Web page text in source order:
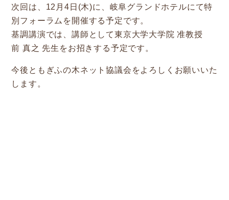
お問い合わせ
次回は、12月4日(木)に、岐阜グランドホテルにて特
別フォーラムを開催する予定です。
基調講演では、講師として東京大学大学院 准教授
前 真之 先生をお招きする予定です。
今後ともぎふの木ネット協議会をよろしくお願いいた
します。